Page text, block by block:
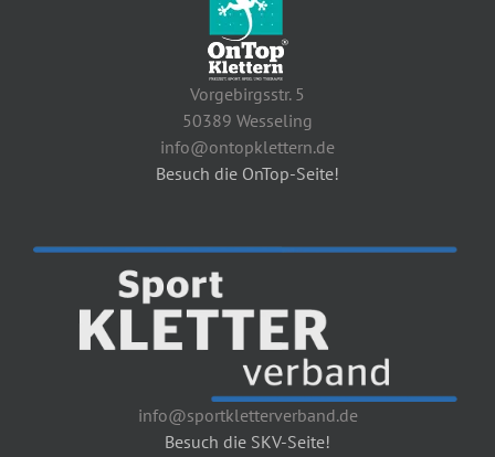
Vorgebirgsstr. 5
50389 Wesseling
info@ontopklettern.de
Besuch die OnTop-Seite!
info@sportkletterverband.de
Besuch die SKV-Seite!